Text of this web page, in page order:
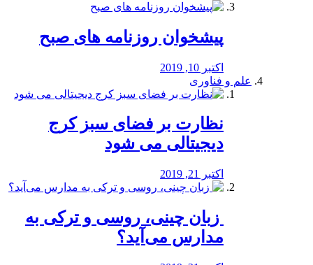
پیشخوان روزنامه های صبح
اکتبر 10, 2019
علم و فناوری
نظارت بر فضای سبز کرج
دیجیتالی می شود
اکتبر 21, 2019
️ زبان چینی، روسی و ترکی به
مدارس می‌آید؟